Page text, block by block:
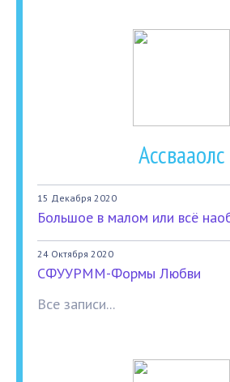
Ассвааолс
15 Декабря 2020
Большое в малом или всё
24 Октября 2020
СФУУРММ-Формы Любви
Все записи...